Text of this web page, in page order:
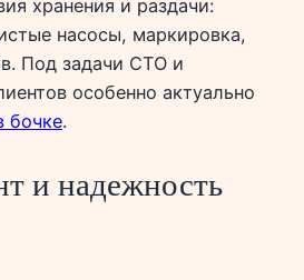
хранения и раздачи:
насосы, маркировка,
Под задачи СТО и
особенно актуально
бочке.
и надежность